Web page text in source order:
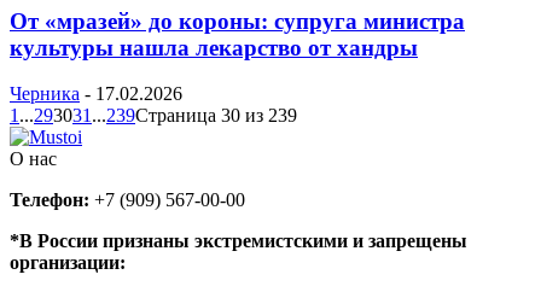
От «мразей» до короны: супруга министра
культуры нашла лекарство от хандры
Черника - 17.02.2026
1 ...293031 ...239Страница 30 из 239
О нас
Телефон: +7 (909) 567-00-00
*В России признаны экстремистскими и запрещены
организации: